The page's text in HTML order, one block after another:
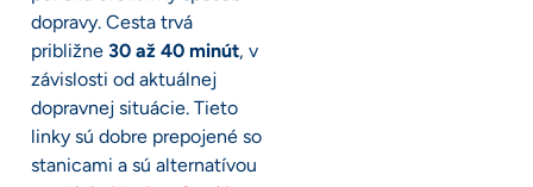
dopravy. Cesta trvá
približne 30 až 40 minút, v
závislosti od aktuálnej
dopravnej situácie. Tieto
linky sú dobre prepojené so
stanicami a sú alternatívou